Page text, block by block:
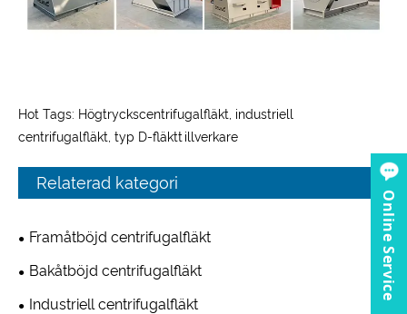
Hot Tags: Högtryckscentrifugalfläkt, industriell
centrifugalfläkt, typ D-fläkttillverkare
Relaterad kategori
Framåtböjd centrifugalfläkt
Bakåtböjd centrifugalfläkt
Industriell centrifugalfläkt
Online Service